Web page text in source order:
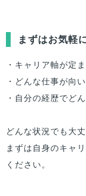
まずはお気軽
・キャリア軸が定
・どんな仕事が向
・自分の経歴でど
どんな状況でも大丈
まずは自身のキャ
ください。